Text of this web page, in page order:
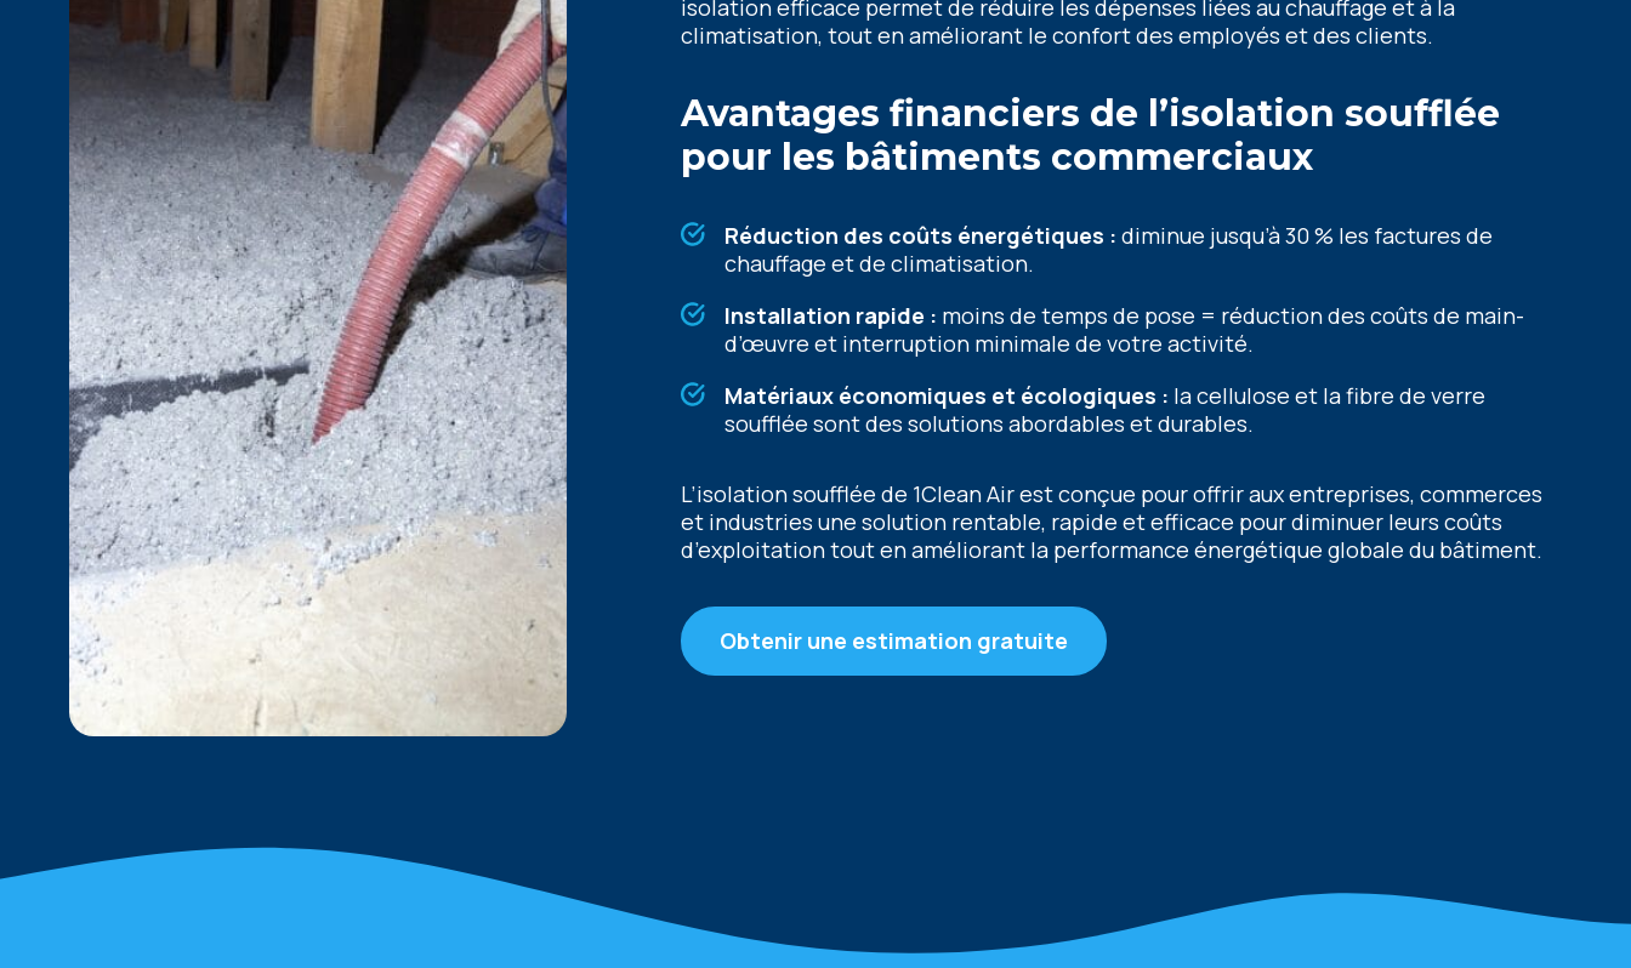
isolation efficace permet de réduire les dépenses liées au chauffage et à la
climatisation, tout en améliorant le confort des employés et des clients.
Avantages financiers de l’isolation soufflée
pour les bâtiments commerciaux
Réduction des coûts énergétiques : diminue jusqu’à 30 % les factures de
chauffage et de climatisation.
Installation rapide : moins de temps de pose = réduction des coûts de main-
d’œuvre et interruption minimale de votre activité.
Matériaux économiques et écologiques : la cellulose et la fibre de verre
soufflée sont des solutions abordables et durables.
L’isolation soufflée de 1Clean Air est conçue pour offrir aux entreprises, commerces
et industries une solution rentable, rapide et efficace pour diminuer leurs coûts
d’exploitation tout en améliorant la performance énergétique globale du bâtiment.
Obtenir une estimation gratuite